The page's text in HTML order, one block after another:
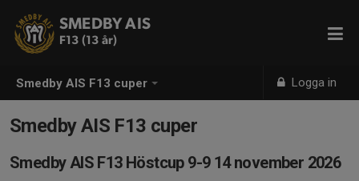
Smedby AIS F13 cuper Logga in
SMEDBY AIS
F13 (13 år)
Smedby AIS F13 cuper
Smedby AIS F13 Höstcup 9-9 14 november 2026